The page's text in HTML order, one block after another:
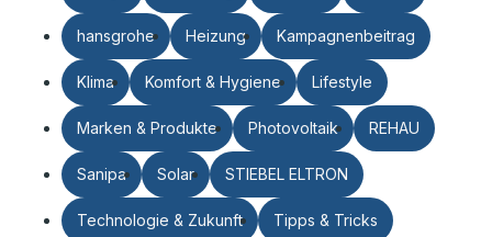
hansgrohe Heizung Kampagnenbeitrag
Klima Komfort & Hygiene Lifestyle
Marken & Produkte Photovoltaik REHAU
Sanipa Solar STIEBEL ELTRON
Technologie & Zukunft Tipps & Tricks